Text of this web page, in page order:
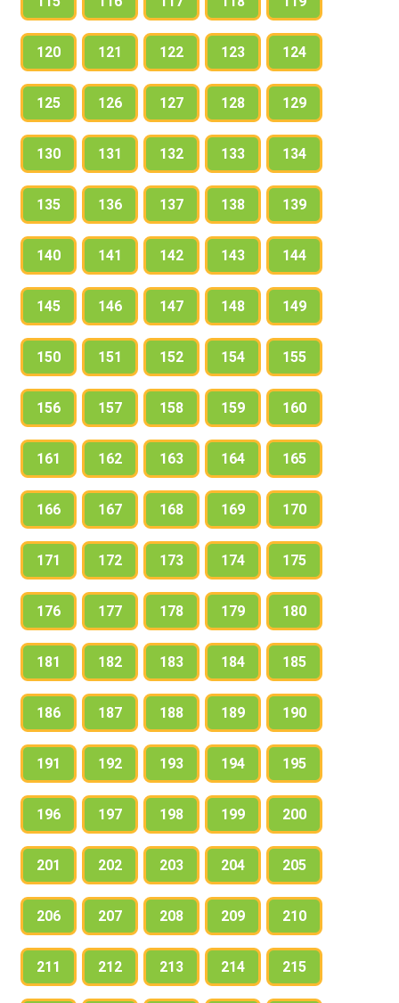
120 121 122 123 124
125 126 127 128 129
130 131 132 133 134
135 136 137 138 139
140 141 142 143 144
145 146 147 148 149
150 151 152 154 155
156 157 158 159 160
161 162 163 164 165
166 167 168 169 170
171 172 173 174 175
176 177 178 179 180
181 182 183 184 185
186 187 188 189 190
191 192 193 194 195
196 197 198 199 200
201 202 203 204 205
206 207 208 209 210
211 212 213 214 215